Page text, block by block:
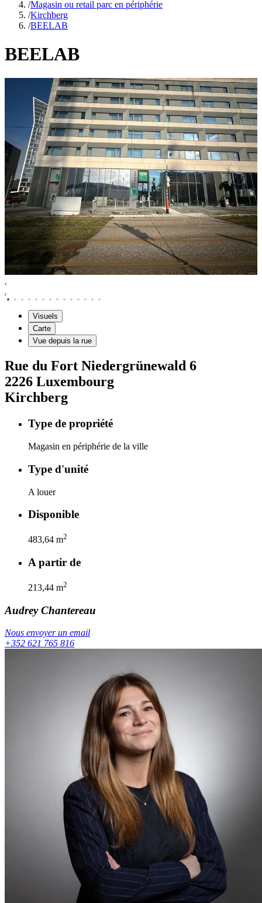
/Magasin ou retail parc en périphérie
/Kirchberg
/BEELAB
BEELAB
Visuels
Carte
Vue depuis la rue
Rue du Fort Niedergrünewald 6
2226 Luxembourg
Kirchberg
Type de propriété
Magasin en périphérie de la ville
Type d'unité
A louer
Disponible
483,64 m2
A partir de
213,44 m2
Audrey Chantereau
Nous envoyer un email
+352 621 765 816